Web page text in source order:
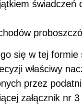
świadczeń
się w tej formie
właściwy
przez
załącznik nr